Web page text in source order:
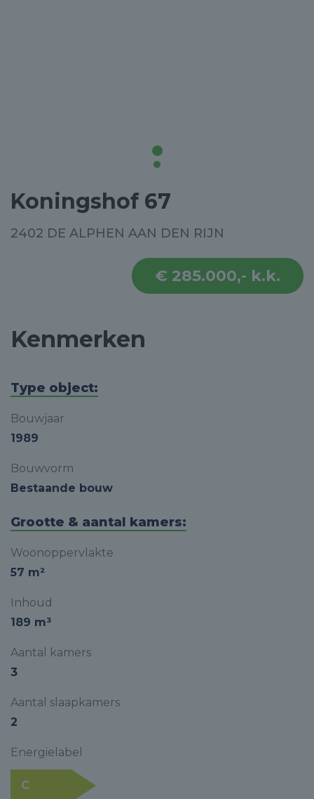
Koningshof 67
2402 DE ALPHEN AAN DEN RIJN
€ 285.000,- k.k.
Kenmerken
Type object:
Bouwjaar
1989
Bouwvorm
Bestaande bouw
Grootte & aantal kamers:
Woonoppervlakte
57 m²
Inhoud
189 m³
Aantal kamers
3
Aantal slaapkamers
2
Energielabel
C